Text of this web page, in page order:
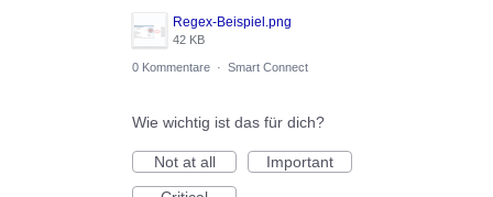
Regex-Beispiel.png
42 KB
0 Kommentare · Smart Connect
Wie wichtig ist das für dich?
Not at all
Important